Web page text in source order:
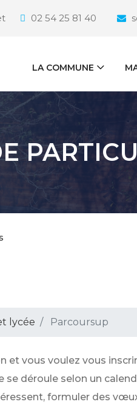
02 54 25 81 40
LA COMMUNE
lycée Parcoursup
vous voulez vous
se déroule selon un
formuler des